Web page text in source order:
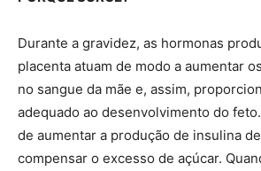
Durante a gravidez, as hormonas
placenta atuam de modo a aumentar
no sangue da mãe e, assim,
adequado ao desenvolvimento do
de aumentar a produção de insulina
compensar o excesso de açúcar.